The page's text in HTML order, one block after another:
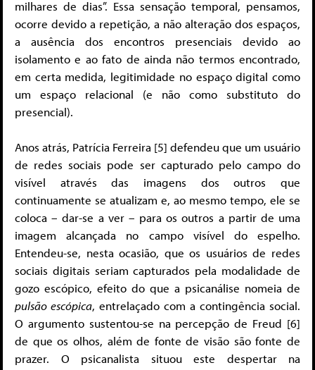
milhares de dias”. Essa sensação temporal, pensamos,
ocorre devido a repetição, a não alteração dos espaços,
a ausência dos encontros presenciais devido ao
isolamento e ao fato de ainda não termos encontrado,
em certa medida, legitimidade no espaço digital como
um espaço relacional (e não como substituto do
presencial).
Anos atrás, Patrícia Ferreira [5] defendeu que um usuário
de redes sociais pode ser capturado pelo campo do
visível através das imagens dos outros que
continuamente se atualizam e, ao mesmo tempo, ele se
coloca – dar-se a ver – para os outros a partir de uma
imagem alcançada no campo visível do espelho.
Entendeu-se, nesta ocasião, que os usuários de redes
sociais digitais seriam capturados pela modalidade de
gozo escópico, efeito do que a psicanálise nomeia de
pulsão escópica, entrelaçado com a contingência social.
O argumento sustentou-se na percepção de Freud [6]
de que os olhos, além de fonte de visão são fonte de
prazer. O psicanalista situou este despertar na